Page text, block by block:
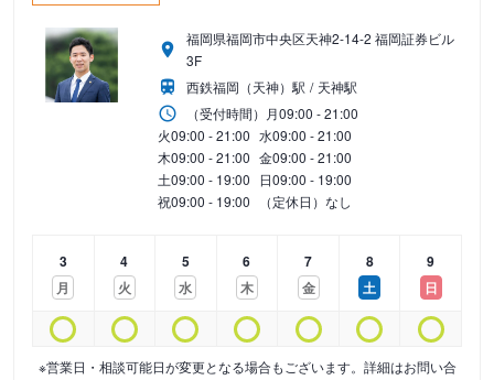
福岡県福岡市中央区天神2-14-2 福岡証券ビル
3F
西鉄福岡（天神）駅
天神駅
（受付時間） 月09:00 - 21:00
火09:00 - 21:00 水09:00 - 21:00
木09:00 - 21:00 金09:00 - 21:00
土09:00 - 19:00 日09:00 - 19:00
祝09:00 - 19:00 （定休日）なし
3
月
4
火
5
水
6
木
7
金
8
土
9
日
※営業日・相談可能日が変更となる場合もございます。詳細はお問い合